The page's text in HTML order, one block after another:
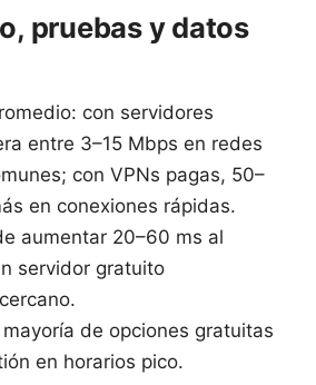
pruebas y datos
con servidores
entre 3–15 Mbps en redes
con VPNs pagas, 50–
en conexiones rápidas.
aumentar 20–60 ms al
servidor gratuito
de opciones gratuitas
en horarios pico.